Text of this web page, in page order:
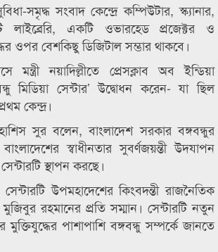
সমৃদ্ধ সংবাদ কেন্দ্রে কম্পিউটার, স্ক্যানার,
একটি ওভারহেড প্রজেক্টর ও
ওপর বেশকিছু ডিজিটাল সম্ভার থাকবে।
নয়াদিল্লীতে প্রেসক্লাব অব ইন্ডিয়া
মিডিয়া সেন্টার’ উদ্বোধন করেন- যা ছিল
কেন্দ্র।
সুর বলেন, বাংলাদেশ সরকার বঙ্গবন্ধুর
স্বাধীনতার সুবর্ণজয়ন্তী উদযাপন
স্থাপন করছে।
উপমহাদেশের কিংবদন্তী রাজনৈতিক
মুজিবুর রহমানের প্রতি সম্মান। সেন্টারটি নতুন
মুক্তিযুদ্ধের পাশাপাশি বঙ্গবন্ধু সম্পর্কে জানতে